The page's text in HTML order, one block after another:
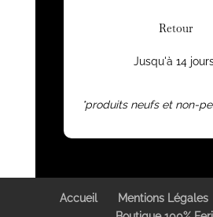
Retour
Jusqu'à 14
*produits neufs et non-
Accueil Mentions Légales